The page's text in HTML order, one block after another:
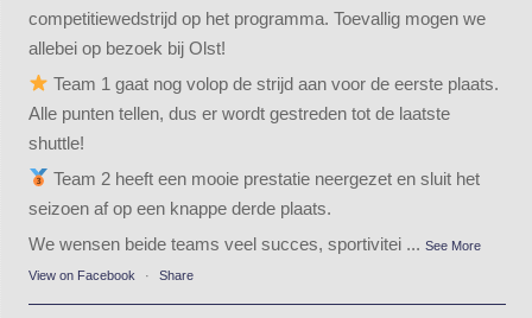
competitiewedstrijd op het programma. Toevallig mogen we
allebei op bezoek bij Olst!
Team 1 gaat nog volop de strijd aan voor de eerste plaats.
Alle punten tellen, dus er wordt gestreden tot de laatste
shuttle!
Team 2 heeft een mooie prestatie neergezet en sluit het
seizoen af op een knappe derde plaats.
We wensen beide teams veel succes, sportivitei ... See More
View on Facebook · Share